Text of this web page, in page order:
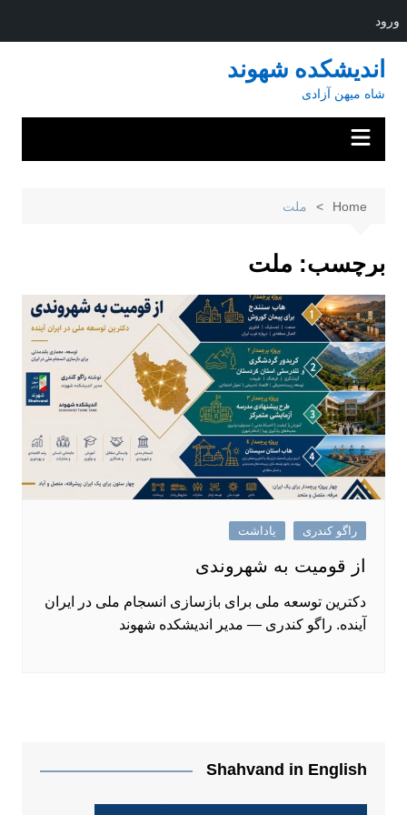
ورود
content
اندیشکده شهوند
شاه میهن آزادی
Home ملت
برچسب: ملت
راگو کندری یاداشت
از قومیت به شهروندی
دکترین توسعه ملی برای بازسازی انسجام ملی در ایران
آینده. راگو کندری — مدیر اندیشکده شهوند
Shahvand in English